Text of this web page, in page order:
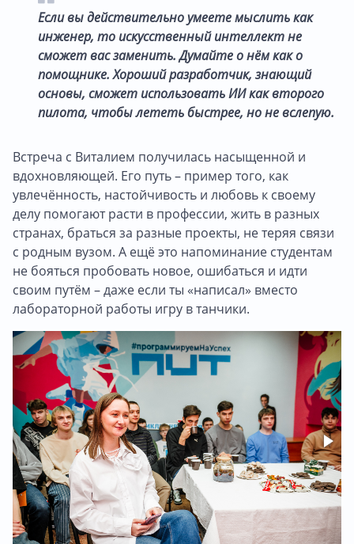
Если вы действительно умеете мыслить как
инженер, то искусственный интеллект не
сможет вас заменить. Думайте о нём как о
помощнике. Хороший разработчик, знающий
основы, сможет использовать ИИ как второго
пилота, чтобы лететь быстрее, но не вслепую.
Встреча с Виталием получилась насыщенной и
вдохновляющей. Его путь – пример того, как
увлечённость, настойчивость и любовь к своему
делу помогают расти в профессии, жить в разных
странах, браться за разные проекты, не теряя связи
с родным вузом. А ещё это напоминание студентам
не бояться пробовать новое, ошибаться и идти
своим путём – даже если ты «написал» вместо
лабораторной работы игру в танчики.